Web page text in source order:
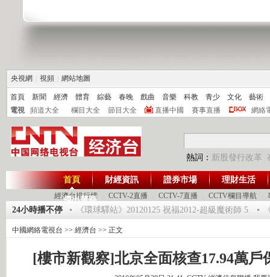
央視網 視頻 網站地圖
首頁 新聞 經濟 體育 綜藝 春晚 戲曲 音樂 科教 青少 文化
藝術
電視
頻道大全 欄目大全 節目大全 直播中國 賽事直播 網絡
熱詞： 新股發行改革
首頁
經濟台排行榜 CCTV-2直播 CCTV-7直播 CCTV欄目導航
財經資訊 證券市場 理財生活
傑出華商
24小時播不停
《環球驛站》20120125 祝福2012-超級魔術師 5
中國網絡電視台 >> 經濟台 >> 正文
[樓市新觀察]北京全面核查17.94萬戶